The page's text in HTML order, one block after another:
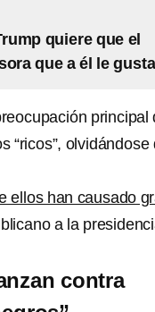
quiere que el
que a él le gusta
principal
“ricos”, olvidándose
ellos han causado
a la
contra